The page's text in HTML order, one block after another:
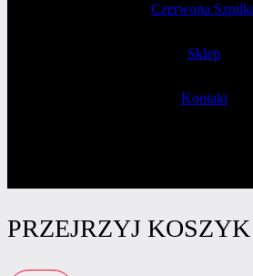
Czerwona
Sklep
Kontakt
PRZEJRZYJ KOSZYK